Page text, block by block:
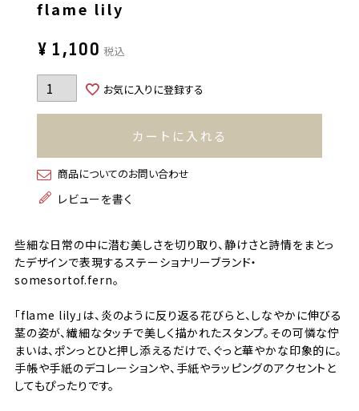
flame lily
¥ 1,100 税込
お気に入りに登録する
カートに入れる
商品についてのお問い合わせ
レビューを書く
些細な日常の中に潜む美しさを切り取り、静けさと詩情をまとっ
たデザインで表現するステーショナリーブランド・
somesortof.fern。
「flame lily」は、炎のように反り返る花びらと、しなやかに伸びる
茎の姿が、繊細なタッチで美しく描かれたスタンプ。その可憐な佇
まいは、ポンっとひと押し添えるだけで、ぐっと華やかな印象的に。
手帳や手紙のデコレーションや、手紙やラッピングのアクセントと
してもぴったりです。